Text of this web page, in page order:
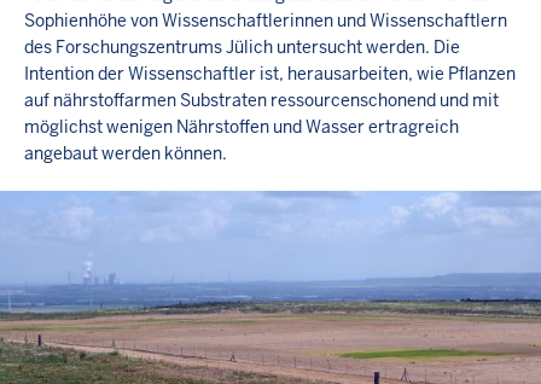
Sophienhöhe von Wissenschaftlerinnen und Wissenschaftlern
des Forschungszentrums Jülich untersucht werden. Die
Intention der Wissenschaftler ist, herausarbeiten, wie Pflanzen
auf nährstoffarmen Substraten ressourcenschonend und mit
möglichst wenigen Nährstoffen und Wasser ertragreich
angebaut werden können.